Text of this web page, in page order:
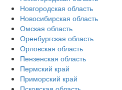
Новгородская область
Новосибирская область
Омская область
Оренбургская область
Орловская область
Пензенская область
Пермский край
Приморский край